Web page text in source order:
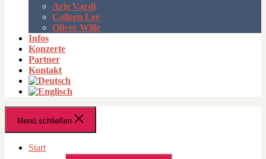
Arie Vardi
Colleen Lee
Oliver Wille
Infos
Konzerte
Partner
Kontakt
Menü schließen
Start